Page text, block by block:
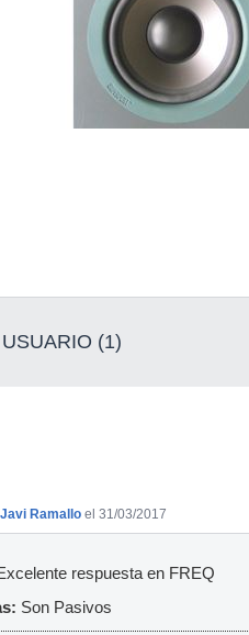
(1)
Javi Ramallo el 31/03/2017
respuesta en FREQ
Son Pasivos